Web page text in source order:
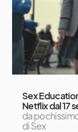
Sex
Netflix dal 17
da
di Sex